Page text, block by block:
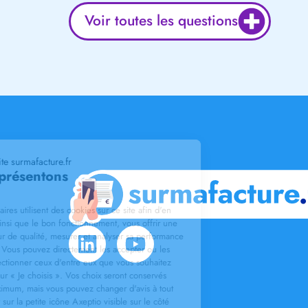
Bienvenue sur le site surmafacture.fr
Nous vous présentons
Les cookies
L'af2m et ses partenaires utilisent des cookies sur ce site afin d'en
assurer la sécurité ainsi que le bon fonctionnement, vous offrir une
expérience utilisateur de qualité, mesurer et analyser sa performance
ainsi que son trafic. Vous pouvez directement les accepter ou les
refuser ou bien sélectionner ceux d'entre eux que vous souhaitez
activer en cliquant sur « Je choisis ». Vos choix seront conservés
pendant 6 mois maximum, mais vous pouvez changer d'avis à tout
moment en cliquant sur la petite icône Axeptio visible sur le côté
Voir toutes les questions